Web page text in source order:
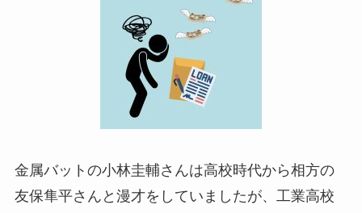
金属バットの小林圭輔さんは高校時代から相方の
友保隼平さんと漫才をしていましたが、工業高校